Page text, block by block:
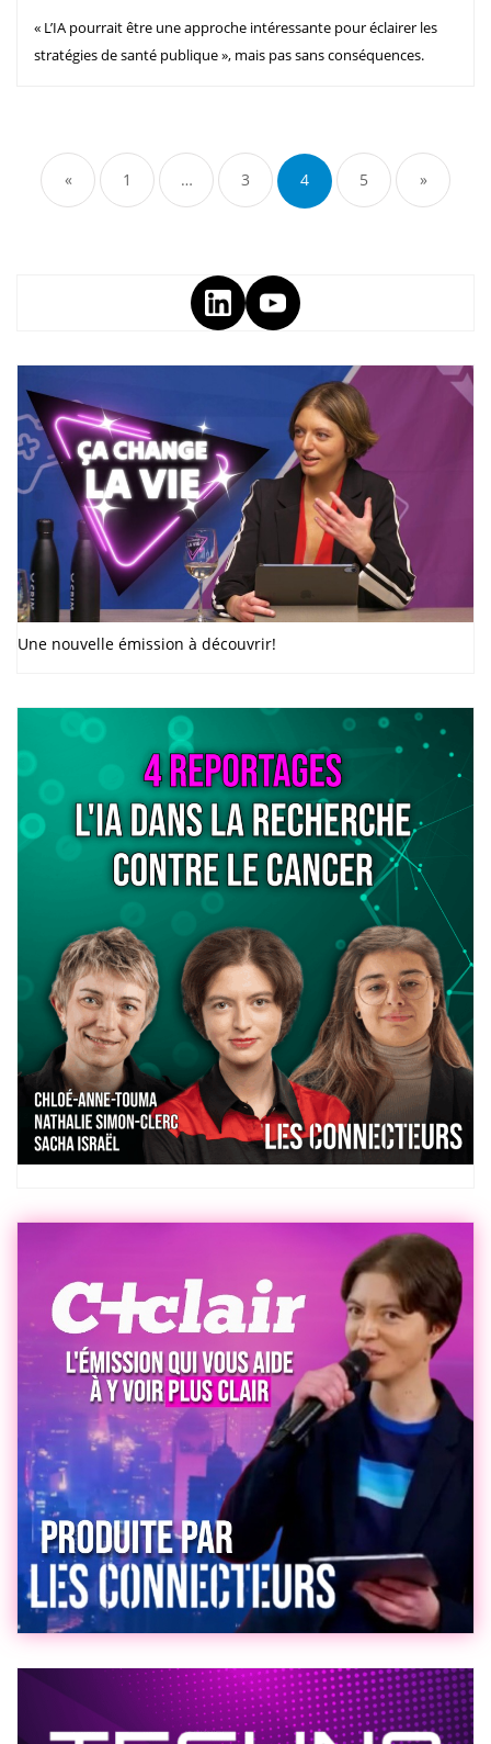
« L’IA pourrait être une approche intéressante pour éclairer les
stratégies de santé publique », mais pas sans conséquences.
« 1 … 3 4 5 »
Une nouvelle émission à découvrir!